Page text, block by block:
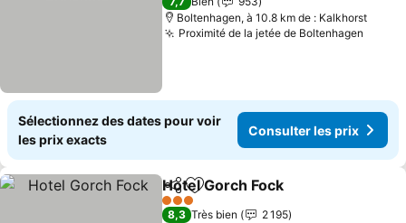
Boltenhagen, à 10.8 km de : Kalkhorst
Proximité de la jetée de Boltenhagen
Sélectionnez des dates pour voir
les prix exacts
Consulter les prix
PartagerAjouter à mes favoris
Hotel Gorch Fock
3 Étoiles
8,3 Très bien
2 195